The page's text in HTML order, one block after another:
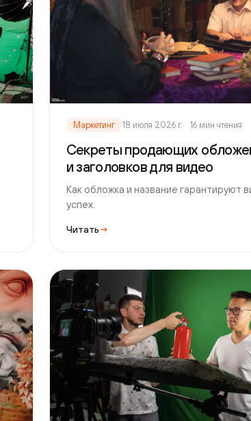
16 мин чтения
Секреты продающих обложек
Как обложка и название гарантируют видео
успех.
Читать→
Маркетинг 18 июля 2026 г. 17 мин чтения
Как создать вирусное видео,
которое наберёт миллионы